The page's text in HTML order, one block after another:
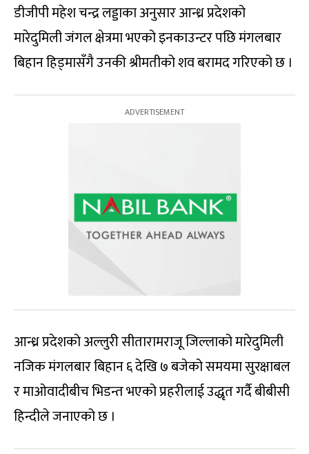
डीजीपी महेश चन्द्र लड्डाका अनुसार आन्ध्र प्रदेशको
मारेदुमिली जंगल क्षेत्रमा भएको इनकाउन्टर पछि मंगलबार
बिहान हिड्मासँगै उनकी श्रीमतीको शव बरामद गरिएको छ ।
आन्ध्र प्रदेशको अल्लुरी सीतारामराजू जिल्लाको मारेदुमिली
नजिक मंगलबार बिहान ६ देखि ७ बजेको समयमा सुरक्षाबल
र माओवादीबीच भिडन्त भएको प्रहरीलाई उद्धृत गर्दै बीबीसी
हिन्दीले जनाएको छ ।